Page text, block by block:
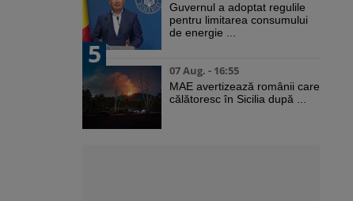
Guvernul a adoptat regulile
pentru limitarea consumului
de energie ...
5
07 Aug. - 16:55
MAE avertizează românii care
călătoresc în Sicilia după ...